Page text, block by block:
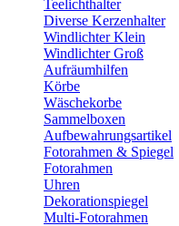
Teelichthalter
Diverse Kerzenhalter
Windlichter Klein
Windlichter Groß
Aufräumhilfen
Körbe
Wäschekorbe
Sammelboxen
Aufbewahrungsartikel
Fotorahmen & Spiegel
Fotorahmen
Uhren
Dekorationspiegel
Multi-Fotorahmen